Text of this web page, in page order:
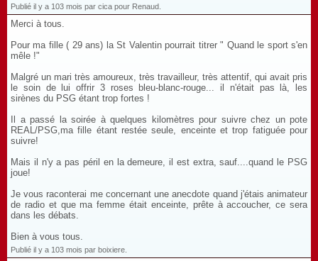
Publié il y a 103 mois par cica pour Renaud.
Merci à tous.
Pour ma fille ( 29 ans) la St Valentin pourrait titrer " Quand le sport s'en
mêle !"
Malgré un mari très amoureux, très travailleur, très attentif, qui avait pris
le soin de lui offrir 3 roses bleu-blanc-rouge... il n'était pas là, les
sirènes du PSG étant trop fortes !
Il a passé la soirée à quelques kilomètres pour suivre chez un pote
REAL/PSG,ma fille étant restée seule, enceinte et trop fatiguée pour
suivre!
Mais il n'y a pas péril en la demeure, il est extra, sauf....quand le PSG
joue!
Je vous raconterai me concernant une anecdote quand j'étais animateur
de radio et que ma femme était enceinte, prête à accoucher, ce sera
dans les débats.
Bien à vous tous.
Publié il y a 103 mois par boixiere.